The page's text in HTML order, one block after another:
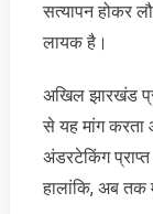
सत्यापन होकर
लायक है।
अखिल झारखंड
से यह मांग करता
अंडरटेकिंग
हालांकि, अब तक